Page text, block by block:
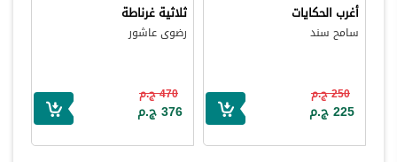
أغرب الحكايات
سامح سند
250 ج.م
225 ج.م
ثلاثية غرناطة
رضوى عاشور
470 ج.م
376 ج.م